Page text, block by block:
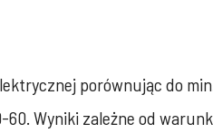
porównując do
Wyniki zależne od